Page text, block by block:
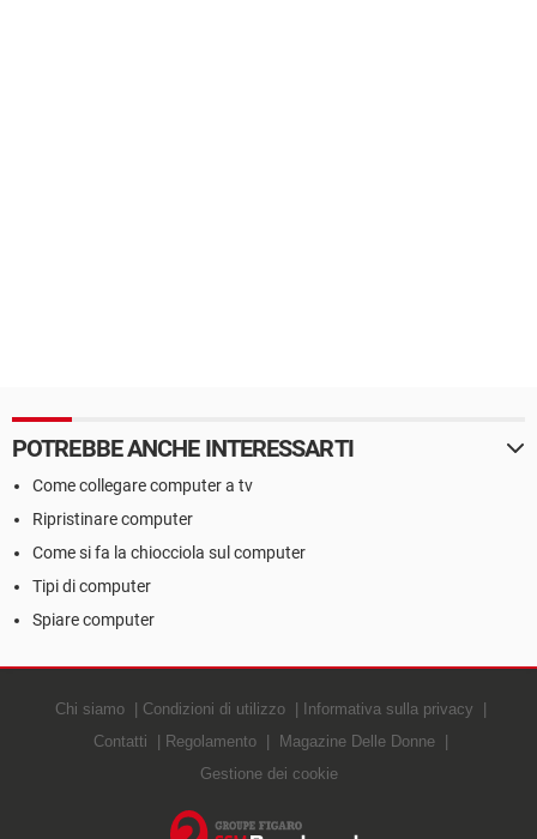
POTREBBE ANCHE INTERESSARTI
Come collegare computer a tv
Ripristinare computer
Come si fa la chiocciola sul computer
Tipi di computer
Spiare computer
Chi siamo Condizioni di utilizzo
Informativa sulla privacy
Contatti
Regolamento
Magazine Delle Donne
Gestione dei cookie